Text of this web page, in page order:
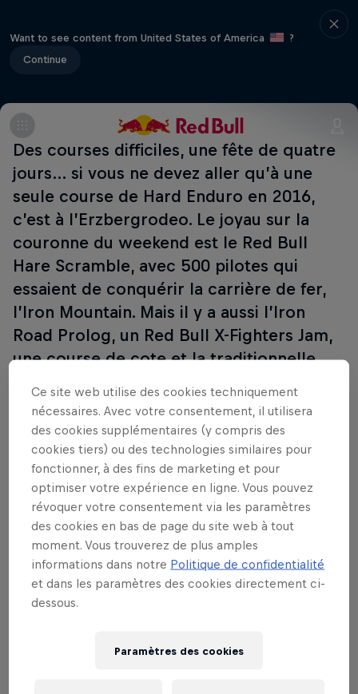
Want to see content from United States of America
?
Continue
Des courses difficiles, une fête de quatre
jours… si vous ne devez aller qu’à une
seule course de Hard Enduro en 2016,
c’est à l’Erzbergrodeo. Le joyau sur la
couronne du weekend est le Red Bull
Hare Scramble, avec 500 pilotes qui
essaient de conquérir la carrière de fer,
l’Iron Mountain. Mais il y a aussi l’Iron
Road Prolog, un Red Bull X-Fighters Jam,
une course de cote et la traditionnelle
occupé.
Participent à cet événement
Jonny Walker
Manuel Lettenbichler
Allemagne
Ce site web utilise des cookies techniquement
nécessaires. Avec votre consentement, il utilisera
des cookies supplémentaires (y compris des
cookies tiers) ou des technologies similaires pour
fonctionner, à des fins de marketing et pour
optimiser votre expérience en ligne. Vous pouvez
révoquer votre consentement via les paramètres
des cookies en bas de page du site web à tout
moment. Vous trouverez de plus amples
informations dans notre Politique de confidentialité
et dans les paramètres des cookies directement ci-
dessous.
Paramètres des cookies